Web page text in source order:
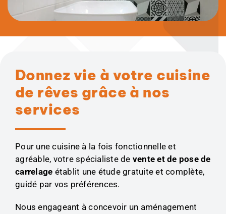
Donnez vie à votre cuisine
de rêves grâce à nos
services
Pour une cuisine à la fois fonctionnelle et
agréable, votre spécialiste de vente et de pose de
carrelage établit une étude gratuite et complète,
guidé par vos préférences.
Nous engageant à concevoir un aménagement